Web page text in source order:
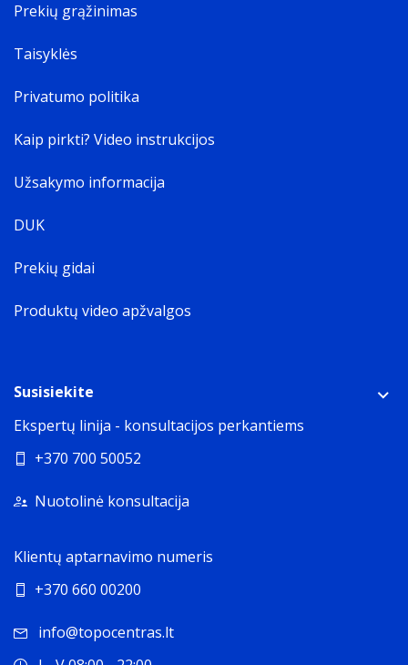
Prekių grąžinimas
Taisyklės
Privatumo politika
Kaip pirkti? Video instrukcijos
Užsakymo informacija
DUK
Prekių gidai
Produktų video apžvalgos
Susisiekite
Ekspertų linija - konsultacijos perkantiems
+370 700 50052
Nuotolinė konsultacija
Klientų aptarnavimo numeris
+370 660 00200
info@topocentras.lt